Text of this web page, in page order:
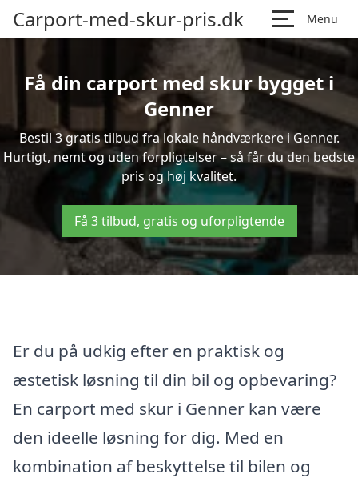
Carport-med-skur-pris.dk Menu
Få din carport med skur bygget i
Genner
Bestil 3 gratis tilbud fra lokale håndværkere i Genner.
Hurtigt, nemt og uden forpligtelser – så får du den bedste
pris og høj kvalitet.
Få 3 tilbud, gratis og uforpligtende
Er du på udkig efter en praktisk og
æstetisk løsning til din bil og opbevaring?
En carport med skur i Genner kan være
den ideelle løsning for dig. Med en
kombination af beskyttelse til bilen og